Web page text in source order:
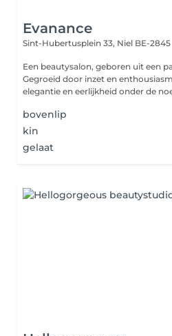
Evanance
Sint-Hubertusplein 33, Niel BE-2845
Een beautysalon, geboren uit een
Gegroeid door inzet en
elegantie en eerlijkheid onder de
bovenlip
kin
gelaat